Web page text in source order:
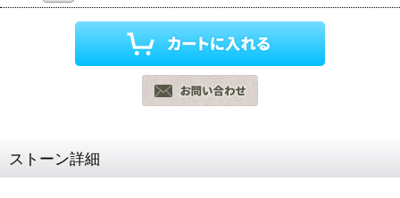
ストーン詳細